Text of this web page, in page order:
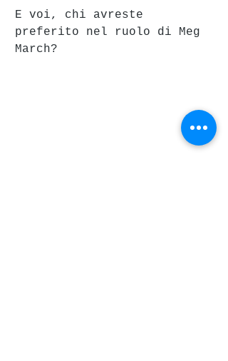
E voi, chi avreste
preferito nel ruolo di Meg
March?